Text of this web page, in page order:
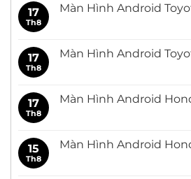
17
Th8
Màn Hình Android
luận
ở
Toyota
Innova
17
Th8
Màn Hình Android
luận
ở
Toyota
Fortuner
17
Th8
Màn Hình Android
luận
ở
15
Th8
Màn Hình Android